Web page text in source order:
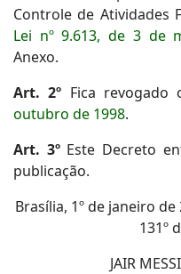
Controle de Atividades
Lei nº 9.613, de 3 de
Anexo.
Art. 2º Fica revogado
outubro de 1998.
Art. 3º Este Decreto
publicação.
Brasília, 1º de janeiro
131º
JAIR